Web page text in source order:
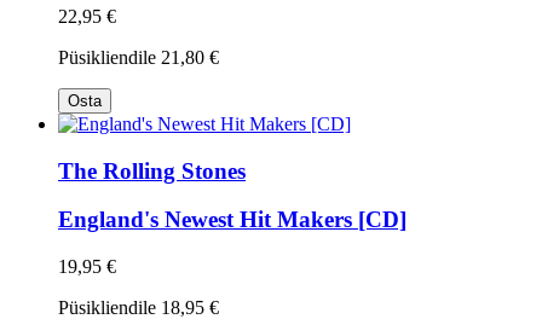
22,95 €
Püsikliendile 21,80 €
Osta
The Rolling Stones
England's Newest Hit Makers [CD]
19,95 €
Püsikliendile 18,95 €